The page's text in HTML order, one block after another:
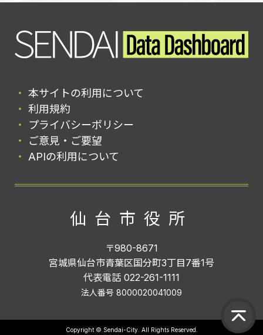
本サイトの利用について
利用規約
プライバシーポリシー
ご意見・ご要望
APIの利用について
仙台市役所
〒980-8671
宮城県仙台市青葉区国分町3丁目7番1号
代表電話 022-261-1111
法人番号 8000020041009
Copyright © Sendai-City. All Rights Reserved.